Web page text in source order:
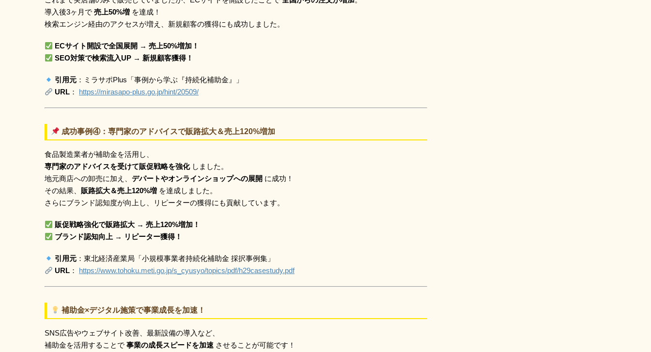
導入後3ヶ月で 売上50%増 を達成！
検索エンジン経由のアクセスが増え、新規顧客の獲得にも成功しました。
ECサイト開設で全国展開 → 売上50%増加！
SEO対策で検索流入UP → 新規顧客獲得！
引用元 ：ミラサポPlus「事例から学ぶ『持続化補助金』」
URL ： https://mirasapo-plus.go.jp/hint/20509/
成功事例④：専門家のアドバイスで販路拡大＆売上120%増加
食品製造業者が補助金を活用し、
専門家のアドバイスを受けて販促戦略を強化しました。
地元商店への卸売に加え、 デパートやオンラインショップへの展開 に成功！
その結果、 販路拡大＆売上120%増 を達成しました。
さらにブランド認知度が向上し、リピーターの獲得にも貢献しています。
販促戦略強化で販路拡大 → 売上120%増加！
ブランド認知向上 → リピーター獲得！
引用元 ：東北経済産業局「小規模事業者持続化補助金 採択事例集」
URL ： https://www.tohoku.meti.go.jp/s_cyusyo/topics/pdf/h29casestudy.pdf
補助金×デジタル施策で事業成長を加速！
SNS広告やウェブサイト改善、最新設備の導入など、
補助金を活用することで 事業の成長スピードを加速 させることが可能です！